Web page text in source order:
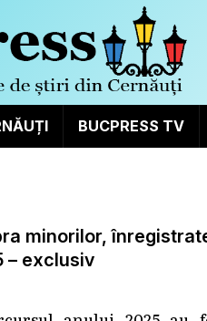
BUCPRESS TV
minorilor,
– exclusiv